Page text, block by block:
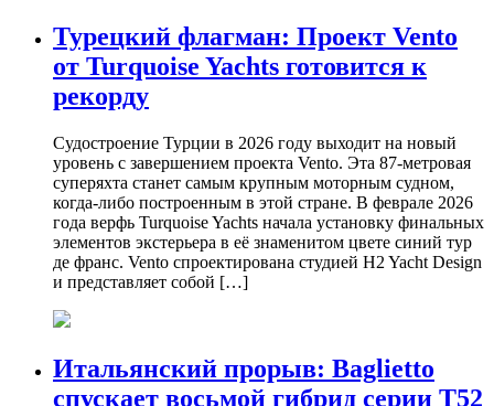
Турецкий флагман: Проект Vento
от Turquoise Yachts готовится к
рекорду
Судостроение Турции в 2026 году выходит на новый
уровень с завершением проекта Vento. Эта 87-метровая
суперяхта станет самым крупным моторным судном,
когда-либо построенным в этой стране. В феврале 2026
года верфь Turquoise Yachts начала установку финальных
элементов экстерьера в её знаменитом цвете синий тур
де франс. Vento спроектирована студией H2 Yacht Design
и представляет собой […]
Итальянский прорыв: Baglietto
спускает восьмой гибрид серии T52